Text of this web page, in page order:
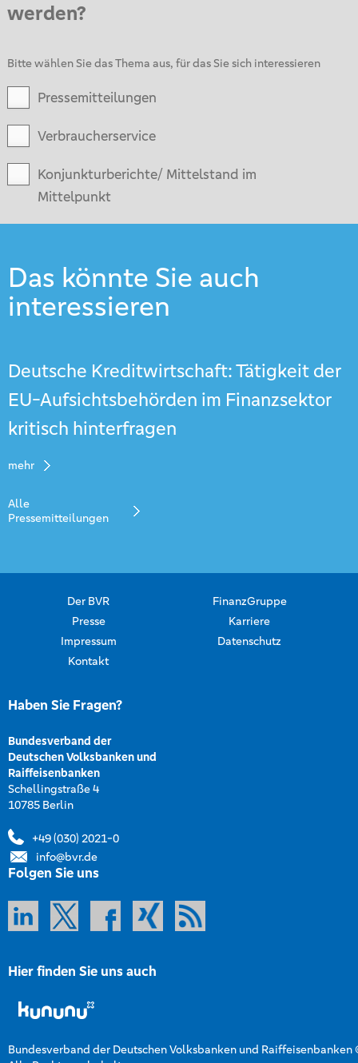
werden?
Bitte wählen Sie das Thema aus, für das Sie sich interessieren
Pressemitteilungen
Verbraucherservice
Konjunkturberichte/ Mittelstand im
Mittelpunkt
Das könnte Sie auch
interessieren
Deutsche Kreditwirtschaft: Tätigkeit der
EU-Aufsichtsbehörden im Finanzsektor
kritisch hinterfragen
mehr
Alle
Pressemitteilungen
Der BVR
FinanzGruppe
Presse
Karriere
Impressum
Datenschutz
Kontakt
Haben Sie Fragen?
Bundesverband der
Deutschen Volksbanken und
Raiffeisenbanken
Schellingstraße 4
10785 Berlin
+49 (030) 2021-0
info@bvr.de
Folgen Sie uns
Hier finden Sie uns auch
Bundesverband der Deutschen Volksbanken und Raiffeisenbanken